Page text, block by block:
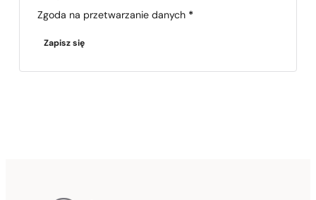
Zgoda na przetwarzanie danych *
Zapisz się